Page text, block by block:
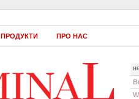
ПРОДУКТИ ПРО НАС